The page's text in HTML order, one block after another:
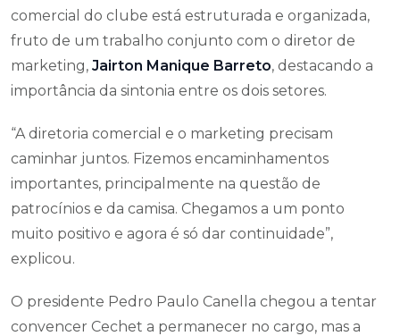
comercial do clube está estruturada e organizada,
fruto de um trabalho conjunto com o diretor de
marketing, Jairton Manique Barreto, destacando a
importância da sintonia entre os dois setores.
“A diretoria comercial e o marketing precisam
caminhar juntos. Fizemos encaminhamentos
importantes, principalmente na questão de
patrocínios e da camisa. Chegamos a um ponto
muito positivo e agora é só dar continuidade”,
explicou.
O presidente Pedro Paulo Canella chegou a tentar
convencer Cechet a permanecer no cargo, mas a